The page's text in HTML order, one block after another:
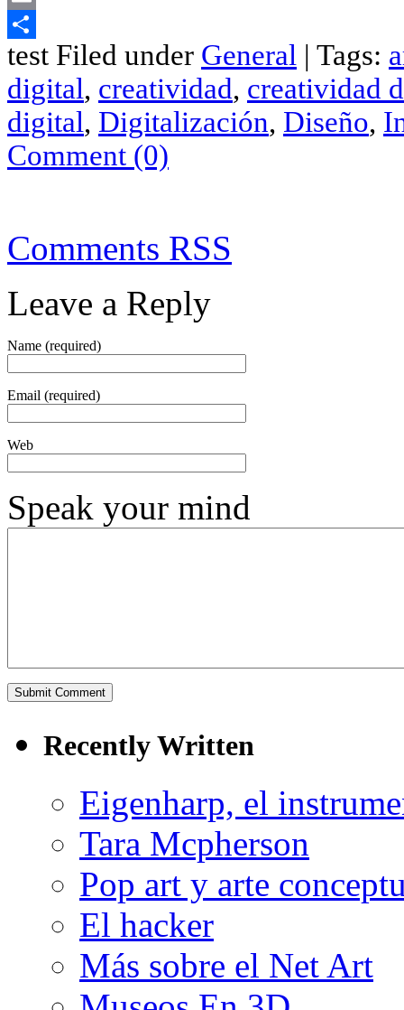
Email
Compartir
test Filed under General | Tags:
digital, creatividad, creatividad
digital, Digitalización, Diseño,
Comment (0)
Comments RSS
Leave a Reply
Name (required)
Email (required)
Web
Speak your mind
Recently Written
Eigenharp, el
Tara Mcpherson
Pop art y arte
El hacker
Más sobre el Net Art